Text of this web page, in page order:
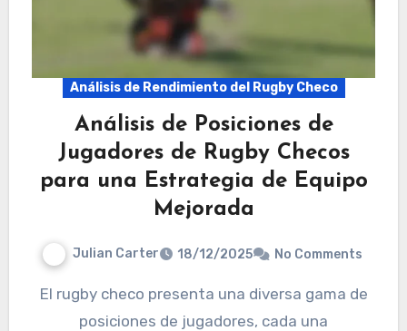
Análisis de Rendimiento del Rugby Checo
Análisis de Posiciones de
Jugadores de Rugby Checos
para una Estrategia de Equipo
Mejorada
Julian Carter 18/12/2025 No Comments
El rugby checo presenta una diversa gama de
posiciones de jugadores, cada una